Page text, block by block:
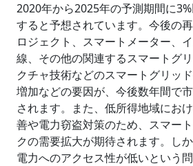
2020年から2025年の予測期間に
すると予想されています。今後の
ロジェクト、スマートメーター、
線、その他の関連するスマートグ
クチャ技術などのスマートグリッ
増加などの要因が、今後数年間で
されます。また、低所得地域にお
善や電力窃盗対策のため、スマー
クの需要拡大が期待されます。し
電力へのアクセス性が低いという